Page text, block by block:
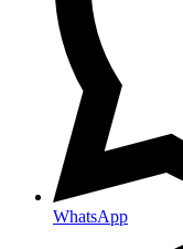
WhatsApp